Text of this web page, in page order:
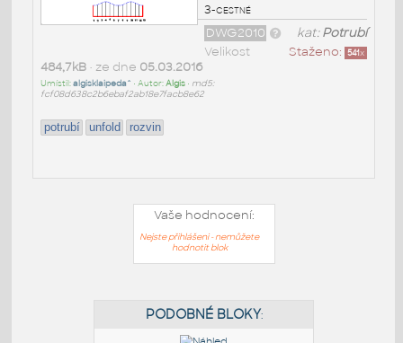
3-cestné
kat:Potrubí
DWG2010
Staženo: 541x
Velikost
484,7kB• ze dne 05.03.2016
Umístil:algisklaipeda^ • Autor:Algis• md5:
fcf08d638c2b6ebaf2ab18e7facb8e62
potrubí unfold rozvin
Vaše hodnocení:
Nejste přihlášeni - nemůžete
hodnotit blok